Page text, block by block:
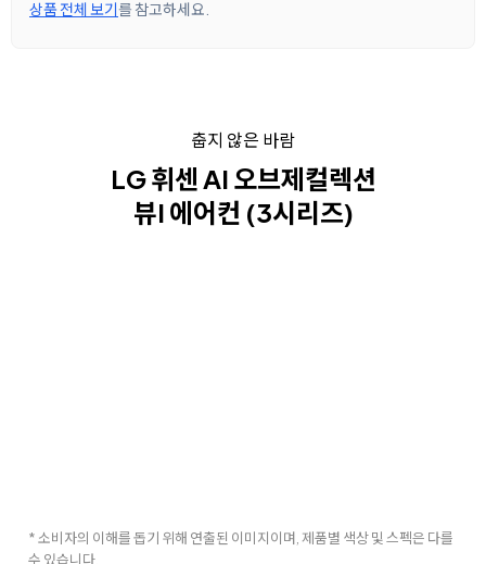
상품 전체 보기를 참고하세요.
춥지 않은 바람
LG 휘센 AI 오브제컬렉션
뷰I 에어컨 (3시리즈)
* 소비자의 이해를 돕기 위해 연출된 이미지이며, 제품별 색상 및 스펙은 다를
수 있습니다.